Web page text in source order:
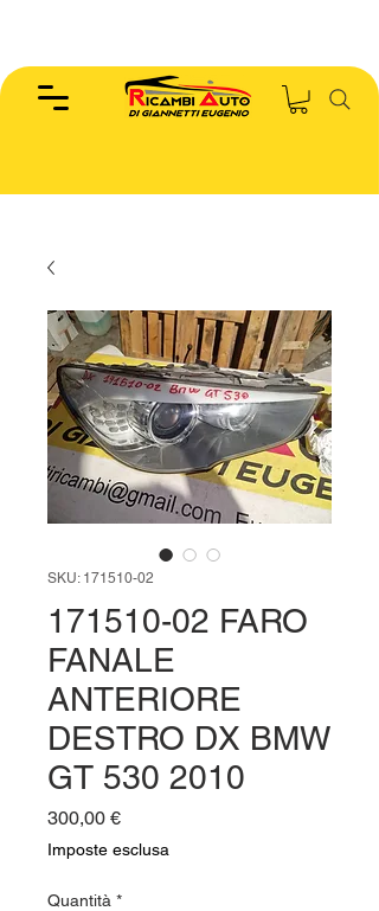
SKU: 171510-02
171510-02 FARO
FANALE
ANTERIORE
DESTRO DX BMW
GT 530 2010
300,00 €Prezzo
Imposte esclusa
Quantità *